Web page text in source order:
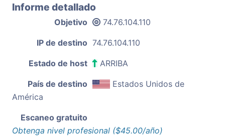
Informe detallado
Objetivo 74.76.104.110
IP de destino 74.76.104.110
Estado de host ARRIBA
País de destino
Estados Unidos de
América
Escaneo gratuito
Obtenga nivel profesional ($45.00/año)